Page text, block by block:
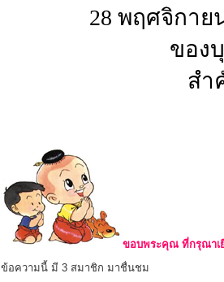
28 พฤศจิกา
ของ
สำ
ขอบพระคุณ ที่กรุณาเ
ข้อความนี้ มี 3 สมาชิก มาชื่นชม